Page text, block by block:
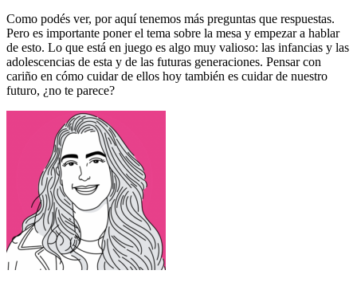
Como podés ver, por aquí tenemos más preguntas que respuestas.
Pero es importante poner el tema sobre la mesa y empezar a hablar
de esto. Lo que está en juego es algo muy valioso: las infancias y las
adolescencias de esta y de las futuras generaciones. Pensar con
cariño en cómo cuidar de ellos hoy también es cuidar de nuestro
futuro, ¿no te parece?